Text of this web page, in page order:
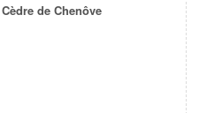
de Chenôve